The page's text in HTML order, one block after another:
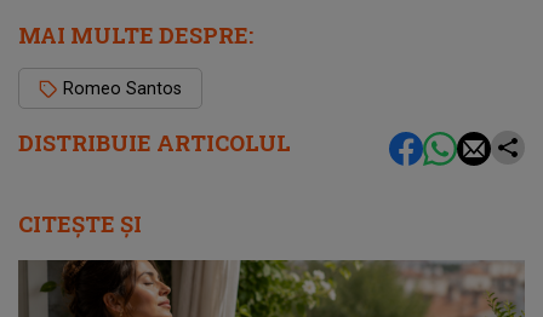
DISTRIBUIE ARTICOLUL
MAI MULTE DESPRE:
Romeo Santos
CITEȘTE ȘI